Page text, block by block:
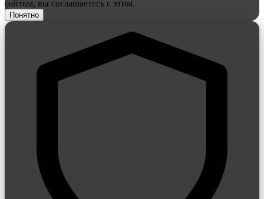
сайтом, вы соглашаетесь с этим.
Понятно